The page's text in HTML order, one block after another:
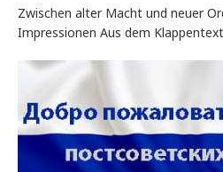
Zwischen alter Macht und neuer
Impressionen Aus dem